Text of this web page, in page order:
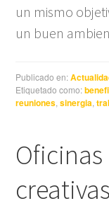
un mismo
un buen
Publicado en:
Etiquetado como:
reuniones ,sinergia ,
creativas